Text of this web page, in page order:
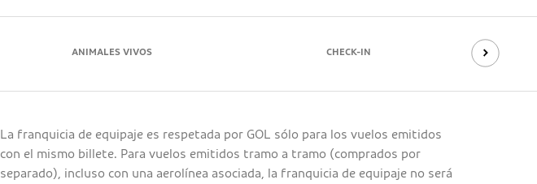
ANIMALES VIVOS CHECK-IN
La franquicia de equipaje es respetada por GOL sólo para los vuelos emitidos
con el mismo billete. Para vuelos emitidos tramo a tramo (comprados por
separado), incluso con una aerolínea asociada, la franquicia de equipaje no será